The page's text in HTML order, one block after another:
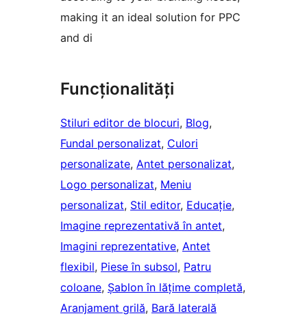
making it an ideal solution for PPC
and di
Funcționalități
Stiluri editor de blocuri, Blog
Fundal personalizat, Culori
personalizate, Antet personalizat
Logo personalizat, Meniu
personalizat, Stil editor, Educație
Imagine reprezentativă în antet
Imagini reprezentative, Antet
flexibil, Piese în subsol, Patru
coloane, Șablon în lățime completă
Aranjament grilă, Bară laterală